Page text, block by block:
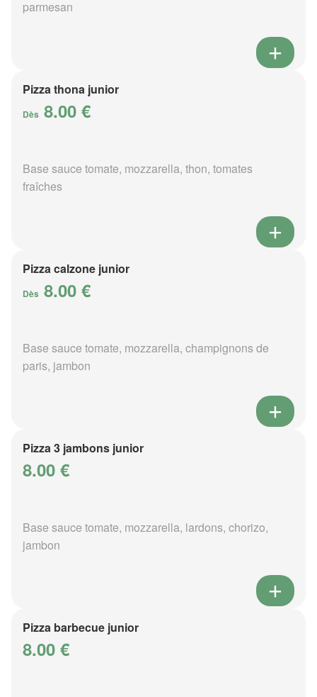
parmesan
Pizza thona junior
Dès 8.00 €
Base sauce tomate, mozzarella, thon, tomates
fraîches
Pizza calzone junior
Dès 8.00 €
Base sauce tomate, mozzarella, champignons de
paris, jambon
Pizza 3 jambons junior
8.00 €
Base sauce tomate, mozzarella, lardons, chorizo,
jambon
Pizza barbecue junior
8.00 €